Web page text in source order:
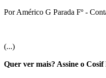
Por Américo G Parada Fº -
(...)
Quer ver mais? Assine o